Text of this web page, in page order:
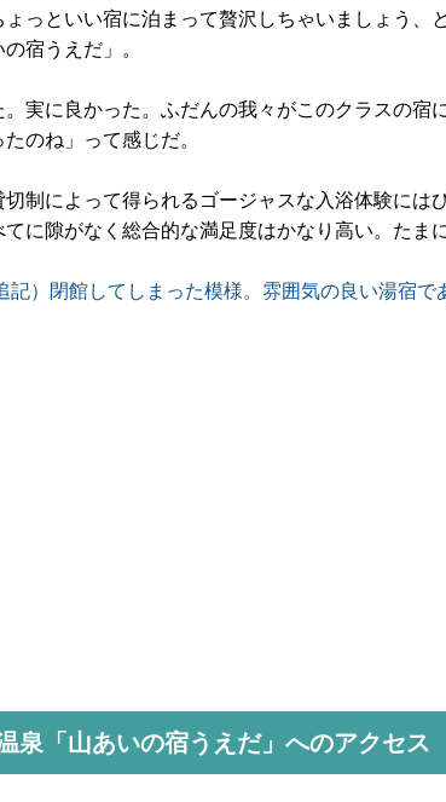
ょっといい宿に泊まって贅沢しちゃいましょう、
の宿うえだ」。
。実に良かった。ふだんの我々がこのクラスの宿
のね」って感じだ。
切制によって得られるゴージャスな入浴体験には
てに隙がなく総合的な満足度はかなり高い。たま
記）閉館してしまった模様。雰囲気の良い湯宿で
泉「山あいの宿うえだ」へのアクセス